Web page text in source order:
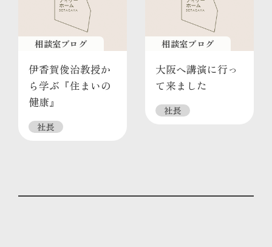
相談室ブログ
伊香賀俊治教授か
ら学ぶ『住まいの
健康』
社長
相談室ブログ
大阪へ講演に行っ
て来ました
社長